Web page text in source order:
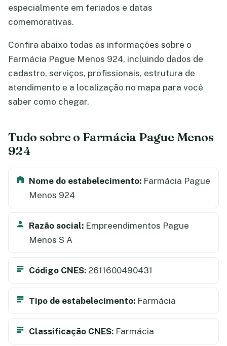
especialmente em feriados e datas
comemorativas.
Confira abaixo todas as informações sobre o
Farmácia Pague Menos 924, incluindo dados de
cadastro, serviços, profissionais, estrutura de
atendimento e a localização no mapa para você
saber como chegar.
Tudo sobre o Farmácia Pague Menos
924
Nome do estabelecimento: Farmácia Pague
Menos 924
Razão social: Empreendimentos Pague
Menos S A
Código CNES: 2611600490431
Tipo de estabelecimento: Farmácia
Classificação CNES: Farmácia